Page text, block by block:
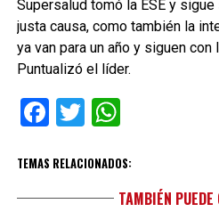
Supersalud tomó la ESE y
justa causa, como también la
ya van para un año y siguen
Puntualizó el líder.
Facebook
Twitter
TEMAS RELACIONADOS:
TAMBIÉN PUEDE